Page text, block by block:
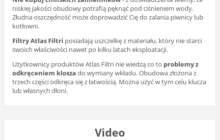
niskiej jakości obudowy potrafią pęknąć pod ciśnieniem wody.
Złudna oszczędność może doprowadzić Cię do zalania piwnicy lub
kotłowni.
Filtry Atlas Filtri posiadają uszczelkę z materiału, który nie starci
swoich właściwości nawet po kilku latach eksploatacji.
Użytkownicy produktów Atlas Filtri nie wiedzą co to problemy z
odkręceniem klosza do wymiany wkładu. Obudowa złożona z
trzech części odkręca się z łatwością. Można użyć w tym celu klucza
lub własnych dłoni.
Video